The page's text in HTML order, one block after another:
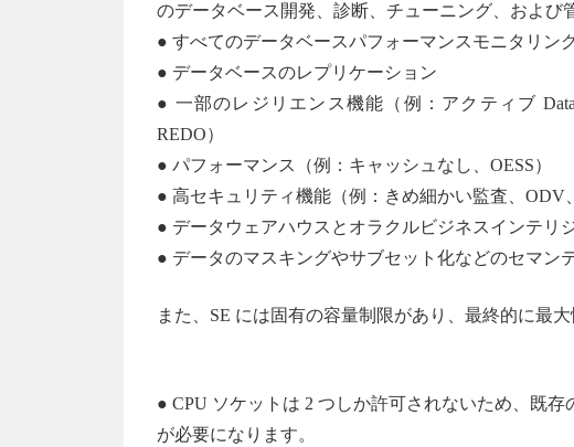
のデータベース開発、診断、チューニング、および
● すべてのデータベースパフォーマンスモニタリン
● データベースのレプリケーション
● 一部のレジリエンス機能（例：アクティブ
REDO）
● パフォーマンス（例：キャッシュなし、OESS）
● 高セキュリティ機能（例：きめ細かい監査、ODV
● データウェアハウスとオラクルビジネスインテリ
● データのマスキングやサブセット化などのセマン
また、SE には固有の容量制限があり、最終的に最大
● CPU ソケットは 2 つしか許可されないため、既
が必要になります。